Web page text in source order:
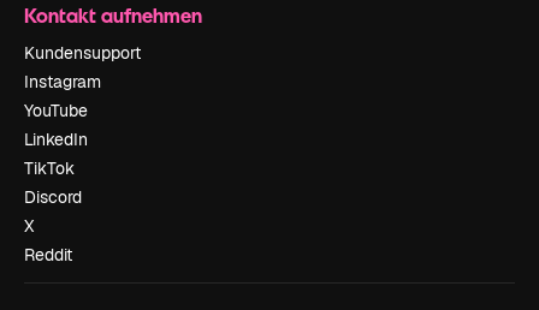
Kontakt aufnehmen
Kundensupport
Instagram
YouTube
LinkedIn
TikTok
Discord
X
Reddit